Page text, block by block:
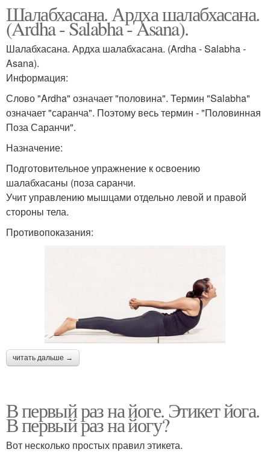
Шалабхасана. Ардха шалабхасана.
(Ardha - Salabha - Asana).
Шалабхасана. Ардха шалабхасана. (Ardha - Salabha -
Asana).
Информация:
Слово "Ardha" означает "половина". Термин "Salabha"
означает "саранча". Поэтому весь термин - "Половинная
Поза Саранчи".
Назначение:
Подготовительное упражнение к освоению
шалабхасаны (поза саранчи.
Учит управлению мышцами отдельно левой и правой
стороны тела.
Противопоказания:
читать дальше →
В первый раз на йоге. Этикет йога.
В первый раз на йогу?
Вот несколько простых правил этикета.